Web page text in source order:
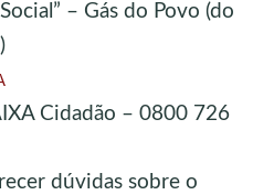
– Gás do Povo (do
Cidadão – 0800 726
dúvidas sobre o